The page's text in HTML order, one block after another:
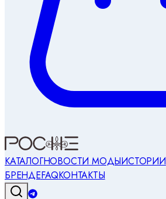
КАТАЛОГНОВОСТИ МОДЫИСТОРИИ
БРЕНДЕFAQКОНТАКТЫ